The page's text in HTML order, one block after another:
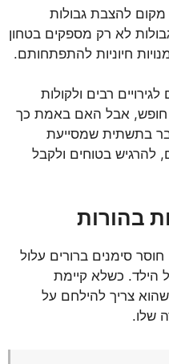
להצבת גבולות
לא רק מספקים בטחון
חיוניות להתפתחותם.
רבים ולקולות
חופש, אבל האם באמת כך
בתשתית שמסייעת
להרגיש בטוחים ולקבל
בהורות
סימנים ברורים עלול
הילד. כשלא קיימת
שהוא צריך להילחם על
שלו.